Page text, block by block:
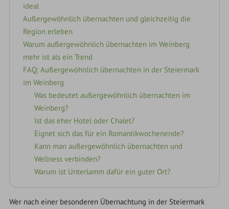
ideal
Außergewöhnlich übernachten und gleichzeitig die
Region erleben
Warum außergewöhnlich übernachten im Weinberg
mehr ist als ein Trend
FAQ: Außergewöhnlich übernachten in der Steiermark
im Weinberg
Was bedeutet außergewöhnlich übernachten im
Weinberg?
Ist das eher Hotel oder Chalet?
Eignet sich das für ein Romantikwochenende?
Kann man außergewöhnlich übernachten und
Wellness verbinden?
Warum ist Unterlamm dafür ein guter Ort?
Wer nach einer besonderen Übernachtung in der Steiermark